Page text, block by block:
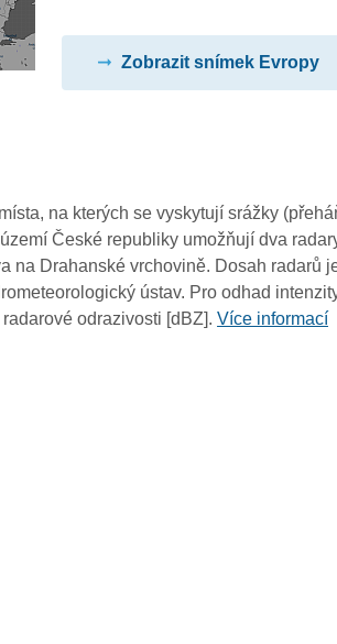
Zobrazit snímek Evropy
na kterých se vyskytují srážky
České republiky umožňují dva
na Drahanské vrchovině. Dosah radarů
ústav. Pro odhad
odrazivosti [dBZ].Více informací